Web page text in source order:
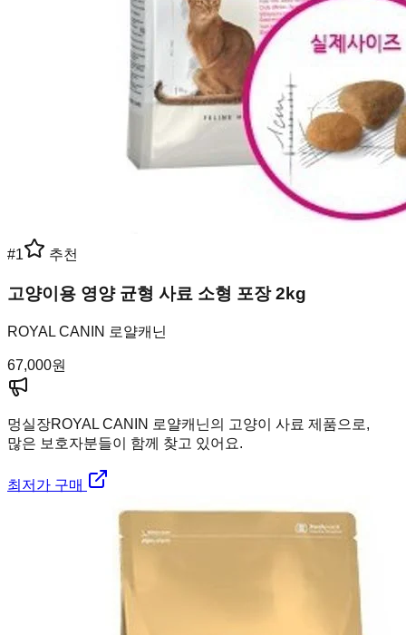
#1 추천
고양이용 영양 균형 사료 소형 포장 2kg
ROYAL CANIN 로얄캐닌
67,000원
멍실장ROYAL CANIN 로얄캐닌의 고양이 사료 제품으로,
많은 보호자분들이 함께 찾고 있어요.
최저가 구매